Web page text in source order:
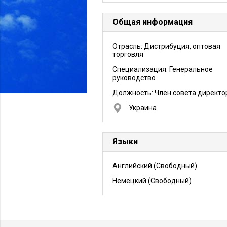
Общая информация
Отрасль: Дистрибуция, оптовая
торговля
Специализация: Генеральное
руководство
Должность: Член совета
Украина
Языки
Английский (Свободный)
Немецкий (Свободный)